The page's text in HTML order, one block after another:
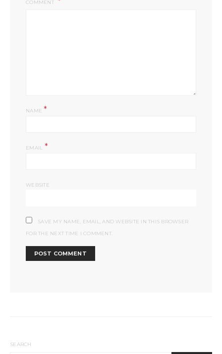
COMMENT
NAME *
EMAIL *
WEBSITE
SAVE MY NAME, EMAIL, AND WEBSITE IN THIS BROWSER
FOR THE NEXT TIME I COMMENT.
SEARCH